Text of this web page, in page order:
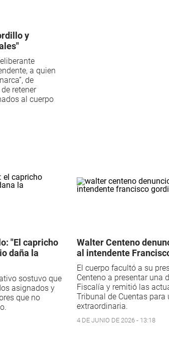
y
a quien
de
retener
al cuerpo
"El capricho
daña la
sostuvo que
asignados y
que no
Walter Centeno
al intendente
El cuerpo facultó a su
Centeno a presentar una
Fiscalía y remitió las
Tribunal de Cuentas para
extraordinaria.
4 DE JUNIO DE 2026 - 13:18